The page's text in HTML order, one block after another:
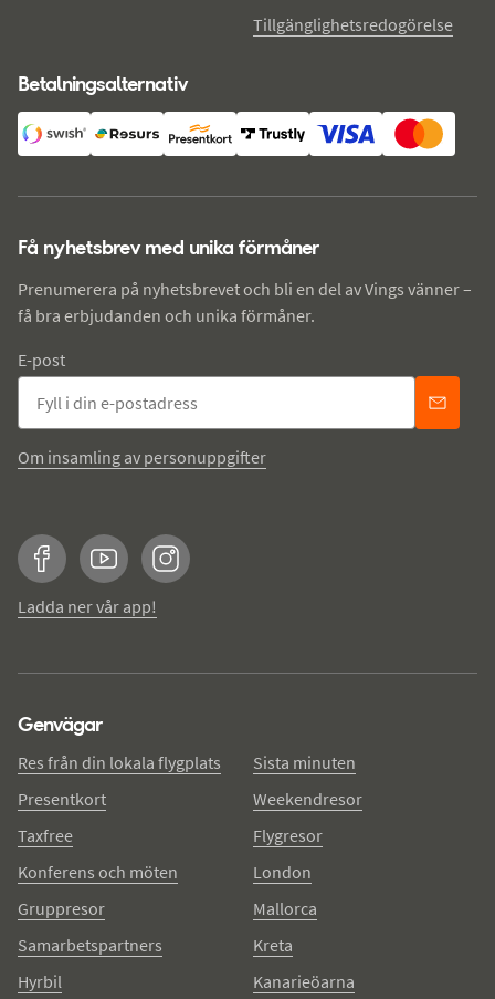
Tillgänglighetsredogörelse
Betalningsalternativ
Få nyhetsbrev med unika förmåner
Prenumerera på nyhetsbrevet och bli en del av Vings vänner –
få bra erbjudanden och unika förmåner.
E-post
Om insamling av personuppgifter
FacebookYouTubeInstagram
Ladda ner vår app!
Genvägar
Res från din lokala flygplats
Presentkort
Taxfree
Konferens och möten
Gruppresor
Samarbetspartners
Hyrbil
Sista minuten
Weekendresor
Flygresor
London
Mallorca
Kreta
Kanarieöarna